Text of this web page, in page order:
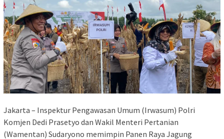
Jakarta – Inspektur Pengawasan Umum (Irwasum) Polri
Komjen Dedi Prasetyo dan Wakil Menteri Pertanian
(Wamentan) Sudaryono memimpin Panen Raya Jagung